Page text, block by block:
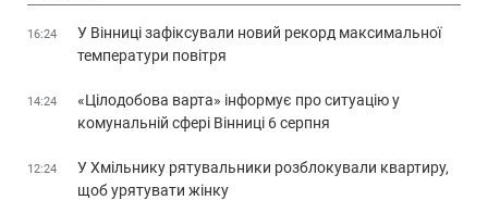
16:24
У Вінниці зафіксували новий рекорд максимальної
температури повітря
14:24
«Цілодобова варта» інформує про ситуацію у
комунальній сфері Вінниці 6 серпня
12:24
У Хмільнику рятувальники розблокували квартиру,
щоб урятувати жінку